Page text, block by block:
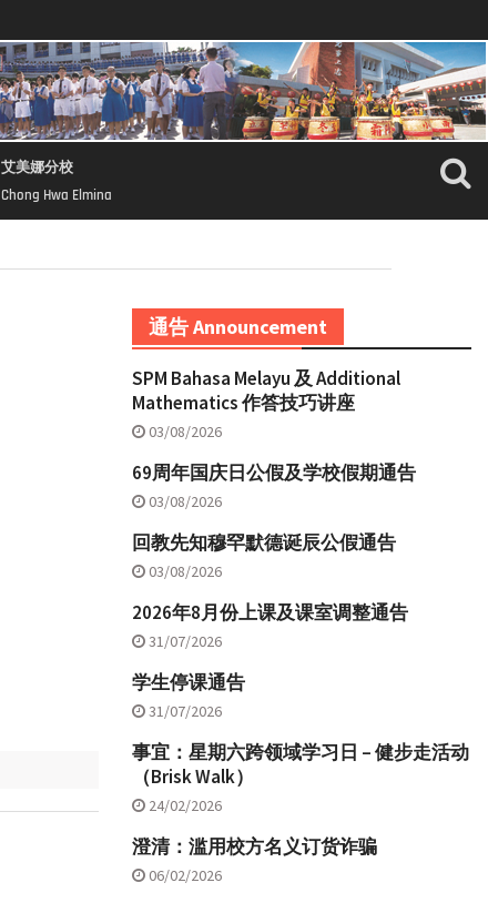
艾美娜分校
Chong Hwa Elmina
通告 Announcement
SPM Bahasa Melayu 及 Additional
Mathematics 作答技巧讲座
03/08/2026
69周年国庆日公假及学校假期通告
03/08/2026
回教先知穆罕默德诞辰公假通告
03/08/2026
2026年8月份上课及课室调整通告
31/07/2026
学生停课通告
31/07/2026
事宜：星期六跨领域学习日 – 健步走活动
（Brisk Walk）
24/02/2026
澄清：滥用校方名义订货诈骗
06/02/2026